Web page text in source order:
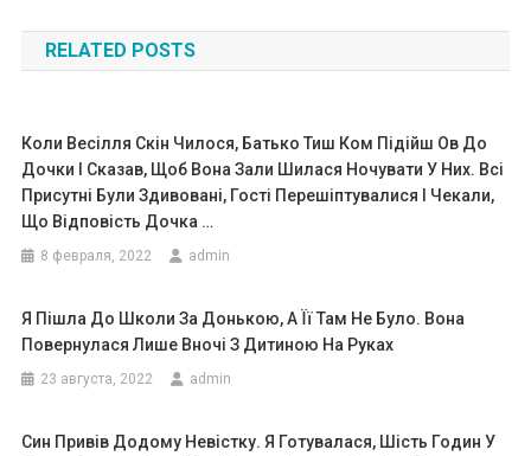
по
записям
RELATED POSTS
Коли Весілля Скін Чилося, Батько Тиш Ком Підійш Ов До
Дочки І Сказав, Щоб Вона Зали Шилася Ночувати У Них. Всі
Присутні Були Здивовані, Гості Перешіптувалися І Чекали,
Що Відповість Дочка …
8 февраля, 2022 admin
Я Пішла До Школи За Донькою, А Її Там Не Було. Вона
Повернулася Лише Вночі З Дитиною На Руках
23 августа, 2022 admin
Син Привів Додому Невістку. Я Готувалася, Шість Годин У